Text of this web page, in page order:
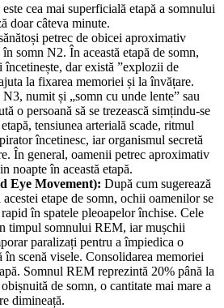
este cea mai superficială etapă a somnului
doar câteva minute.
petrec de obicei aproximativ
somn N2. În această etapă de somn,
încetinește, dar există ”explozii de
la fixarea memoriei și la învățare.
numit și „somn cu unde lente” sau
o persoană să se trezească simțindu-se
tensiunea arterială scade, ritmul
încetinesc, iar organismul secretă
În general, oamenii petrec aproximativ
noapte în această etapă.
Eye Movement): După cum sugerează
etape de somn, ochii oamenilor se
în spatele pleoapelor închise. Cele
timpul somnului REM, iar mușchii
paralizați pentru a împiedica o
în scenă visele. Consolidarea memoriei
Somnul REM reprezintă 20% până la
de somn, o cantitate mai mare a
dimineață.